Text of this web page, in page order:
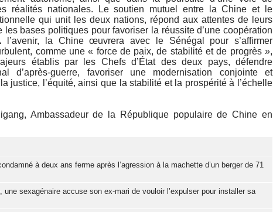
réalités nationales. Le soutien mutuel entre la Chine et le
qui unit les deux nations, répond aux attentes de leurs
bases politiques pour favoriser la réussite d’une coopération
l’avenir, la Chine œuvrera avec le Sénégal pour s’affirmer
comme une « force de paix, de stabilité et de progrès »,
établis par les Chefs d’État des deux pays, défendre
d’après-guerre, favoriser une modernisation conjointe et
justice, l’équité, ainsi que la stabilité et la prospérité à l’échelle
Ambassadeur de la République populaire de Chine en
à deux ans ferme après l’agression à la machette d’un berger de 71
une sexagénaire accuse son ex-mari de vouloir l’expulser pour installer sa